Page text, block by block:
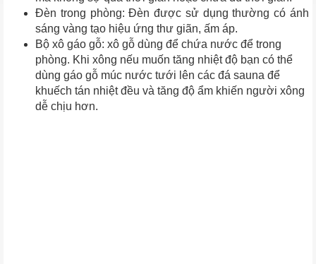
Đèn trong phòng: Đèn được sử dụng thường có ánh
sáng vàng tạo hiệu ứng thư giãn, ấm áp.
Bộ xô gáo gỗ: xô gỗ dùng để chứa nước để trong
phòng. Khi xông nếu muốn tăng nhiệt độ bạn có thể
dùng gáo gỗ múc nước tưới lên các đá sauna để
khuếch tán nhiệt đều và tăng độ ẩm khiến người xông
dễ chịu hơn.